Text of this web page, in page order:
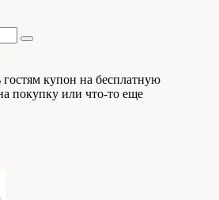
гостям купон на бесплатную
покупку или что-то еще